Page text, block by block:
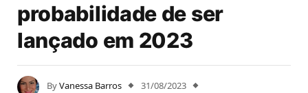
probabilidade de ser
lançado em 2023
ByVanessa Barros
31/08/2023